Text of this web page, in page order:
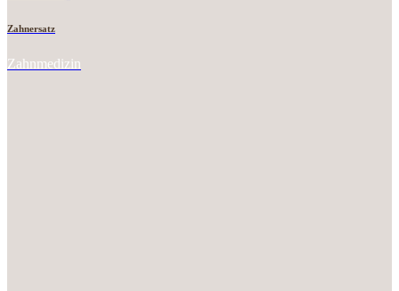
Zahnersatz
Zahnmedizin